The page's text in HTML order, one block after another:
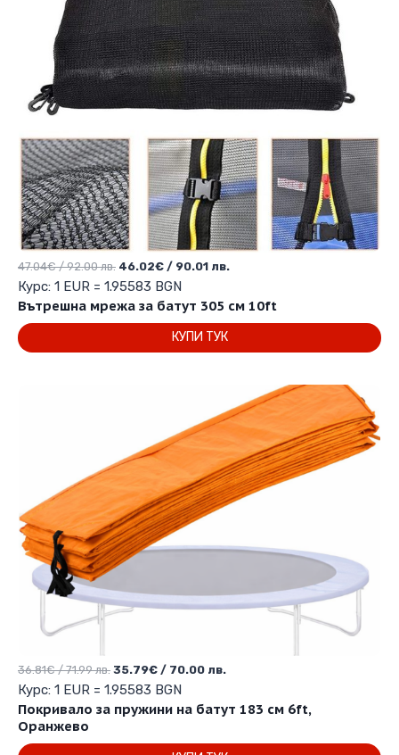
Вътрешна мрежа за батут 305 см 10ft
47.04€/ 92.00 лв. Original
price
was:
92.00 лв..
46.02€ / 90.01 лв.
е:
90.01 лв..
Курс: 1 EUR = 1.95583 BGN
КУПИ ТУК
Покривало за пружини на батут 183 см 6ft,
Оранжево
36.81€/ 71.99 лв. Original
price
was:
/
35.79€ / 70.00 лв.Текущата
е:
/
Курс: 1 EUR = 1.95583 BGN